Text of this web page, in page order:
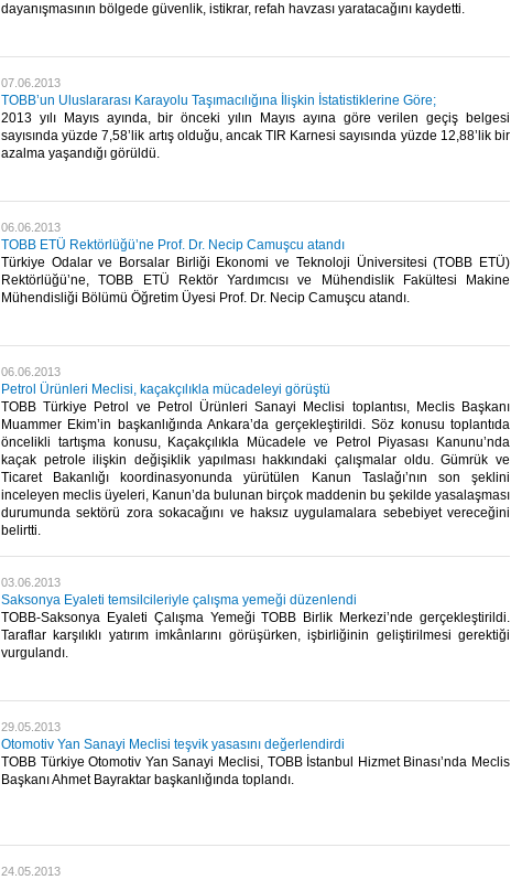
dayanışmasının bölgede güvenlik, istikrar, refah havzası yaratacağını kaydetti. ​
07.06.2013
TOBB’un Uluslararası Karayolu Taşımacılığına İlişkin İstatistiklerine Göre;
​ 2013 yılı Mayıs ayında, bir önceki yılın Mayıs ayına göre verilen geçiş belgesi
sayısında yüzde 7,58’lik artış olduğu, ancak TIR Karnesi sayısında yüzde 12,88’lik bir
azalma yaşandığı görüldü. ​
06.06.2013
TOBB ETÜ Rektörlüğü’ne Prof. Dr. Necip Camuşcu atandı
​ Türkiye Odalar ve Borsalar Birliği Ekonomi ve Teknoloji Üniversitesi (TOBB ETÜ)
Rektörlüğü’ne, TOBB ETÜ Rektör Yardımcısı ve Mühendislik Fakültesi Makine
Mühendisliği Bölümü Öğretim Üyesi Prof. Dr. Necip Camuşcu atandı. ​
06.06.2013
Petrol Ürünleri Meclisi, kaçakçılıkla mücadeleyi görüştü
TOBB Türkiye Petrol ve Petrol Ürünleri Sanayi Meclisi toplantısı, Meclis Başkanı
Muammer Ekim’in başkanlığında Ankara’da gerçekleştirildi. Söz konusu toplantıda
öncelikli tartışma konusu, Kaçakçılıkla Mücadele ve Petrol Piyasası Kanunu’nda
kaçak petrole ilişkin değişiklik yapılması hakkındaki çalışmalar oldu. Gümrük ve
Ticaret Bakanlığı koordinasyonunda yürütülen Kanun Taslağı’nın son şeklini
inceleyen meclis üyeleri, Kanun’da bulunan birçok maddenin bu şekilde yasalaşması
durumunda sektörü zora sokacağını ve haksız uygulamalara sebebiyet vereceğini
belirtti. ​ ​
03.06.2013
Saksonya Eyaleti temsilcileriyle çalışma yemeği düzenlendi
TOBB-Saksonya Eyaleti Çalışma Yemeği TOBB Birlik Merkezi’nde gerçekleştirildi.
Taraflar karşılıklı yatırım imkânlarını görüşürken, işbirliğinin geliştirilmesi gerektiği
vurgulandı.​ ​
29.05.2013
Otomotiv Yan Sanayi Meclisi teşvik yasasını değerlendirdi
TOBB Türkiye Otomotiv Yan Sanayi Meclisi, TOBB İstanbul Hizmet Binası’nda Meclis
Başkanı Ahmet Bayraktar başkanlığında toplandı.​ ​
24.05.2013